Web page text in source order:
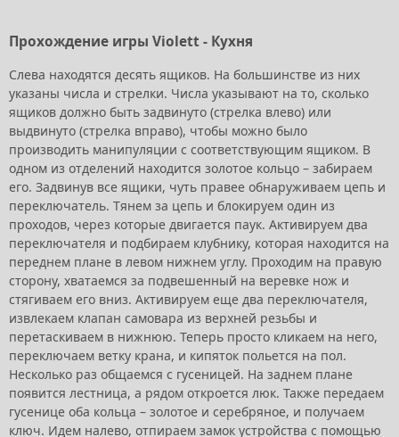
Прохождение игры Violett - Кухня
Слева находятся десять ящиков. На большинстве из них
указаны числа и стрелки. Числа указывают на то, сколько
ящиков должно быть задвинуто (стрелка влево) или
выдвинуто (стрелка вправо), чтобы можно было
производить манипуляции с соответствующим ящиком. В
одном из отделений находится золотое кольцо – забираем
его. Задвинув все ящики, чуть правее обнаруживаем цепь и
переключатель. Тянем за цепь и блокируем один из
проходов, через которые двигается паук. Активируем два
переключателя и подбираем клубнику, которая находится на
переднем плане в левом нижнем углу. Проходим на правую
сторону, хватаемся за подвешенный на веревке нож и
стягиваем его вниз. Активируем еще два переключателя,
извлекаем клапан самовара из верхней резьбы и
перетаскиваем в нижнюю. Теперь просто кликаем на него,
переключаем ветку крана, и кипяток польется на пол.
Несколько раз общаемся с гусеницей. На заднем плане
появится лестница, а рядом откроется люк. Также передаем
гусенице оба кольца – золотое и серебряное, и получаем
ключ. Идем налево, отпираем замок устройства с помощью